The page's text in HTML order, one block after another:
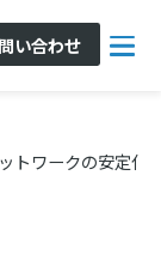
い合わせ
トワークの安定化